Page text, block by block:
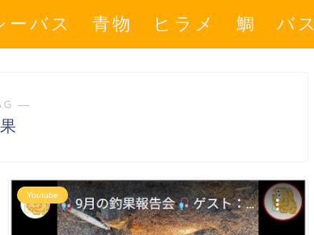
ーバス 青物 ヒラメ 鯛 バス
―
Youtube